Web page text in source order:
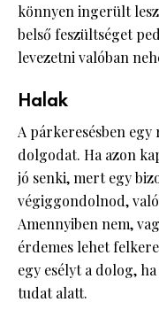
könnyen ingerült
belső feszültséget
levezetni valóban
Halak
A párkeresésben
dolgodat. Ha azon
jó senki, mert egy
végiggondolnod,
Amennyiben nem,
érdemes lehet
egy esélyt a dolog,
tudat alatt.